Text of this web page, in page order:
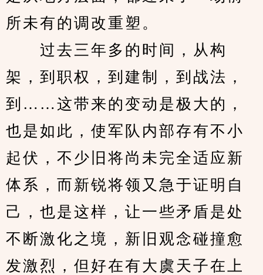
所未有的调改重塑。
过去三年多的时间，从构
架，到职权，到建制，到战法，
到……这带来的变动是极大的，
也是如此，使军队内部存有不小
起伏，不少旧将尚未完全适应新
体系，而新锐将领又急于证明自
己，也是这样，让一些矛盾是处
不断激化之境，新旧观念碰撞愈
发激烈，但好在有大虞天子在上